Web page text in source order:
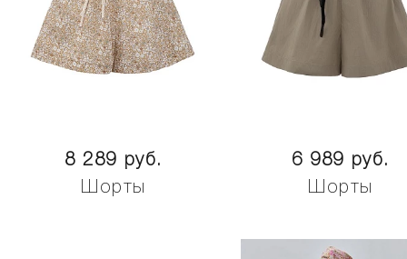
8 289 руб.
Шорты
6 989 руб.
Шорты